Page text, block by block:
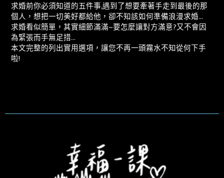
求婚前你必須知道的五件事,遇到了想要牽著手走到最後的那
個人，想把一切美好都給他，卻不知該如何準備浪漫求婚…
求婚看似簡單，其實細節滿滿~要怎麼讓對方滿意?又不會因
為緊張而手無足措…
本文完整的列出實用選項，讓您不再一頭霧水不知從何下手
啦!